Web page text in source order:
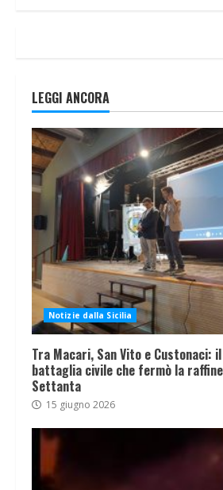
LEGGI ANCORA
Notizie dalla Sicilia
Tra Macari, San Vito e Custonaci:
battaglia civile che fermò la
Settanta
15 giugno 2026